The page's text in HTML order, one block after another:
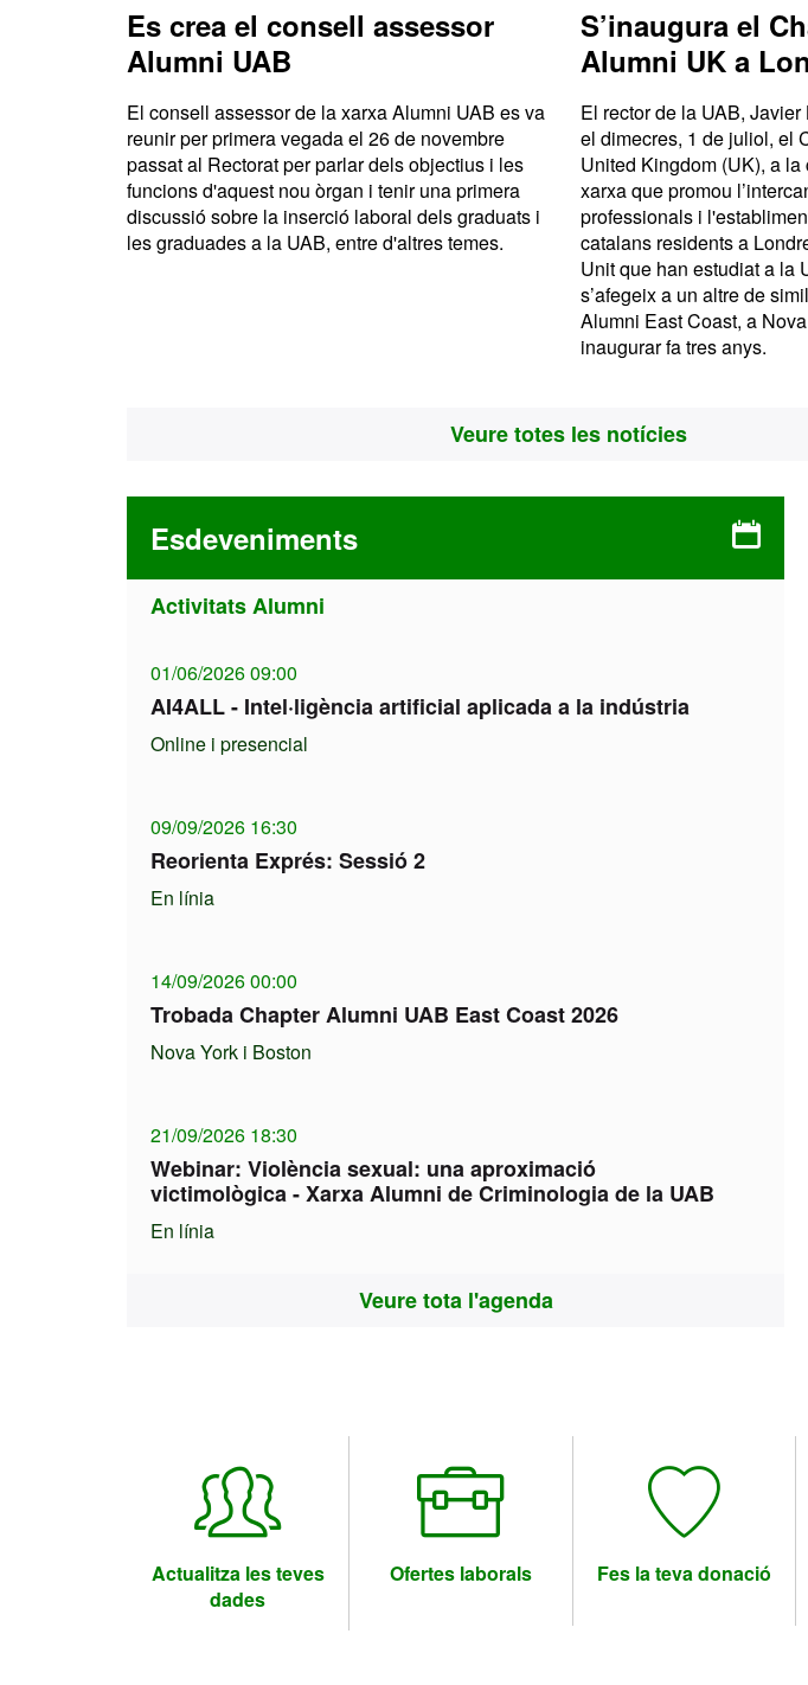
Es crea el consell assessor
Alumni UAB
El consell assessor de la xarxa Alumni UAB es va
reunir per primera vegada el 26 de novembre
passat al Rectorat per parlar dels objectius i les
funcions d'aquest nou òrgan i tenir una primera
discussió sobre la inserció laboral dels graduats i
les graduades a la UAB, entre d'altres temes.
S’inaugura el
Alumni UK a
El rector de la UAB,
el dimecres, 1 de juliol, el
United Kingdom (UK), a
xarxa que promou
professionals i
catalans residents a
Unit que han estudiat a la
s’afegeix a un altre de
Alumni East Coast, a
inaugurar fa tres anys.
Veure totes les notícies
Esdeveniments
Activitats Alumni
01/06/2026 09:00
AI4ALL - Intel·ligència artificial aplicada a la indústria
Online i presencial
09/09/2026 16:30
Reorienta Exprés: Sessió 2
En línia
14/09/2026 00:00
Trobada Chapter Alumni UAB East Coast 2026
Nova York i Boston
21/09/2026 18:30
Webinar: Violència sexual: una aproximació
victimològica - Xarxa Alumni de Criminologia de la UAB
En línia
Veure tota l'agenda
Actualitza les teves
dades
Ofertes laborals Fes la teva donació